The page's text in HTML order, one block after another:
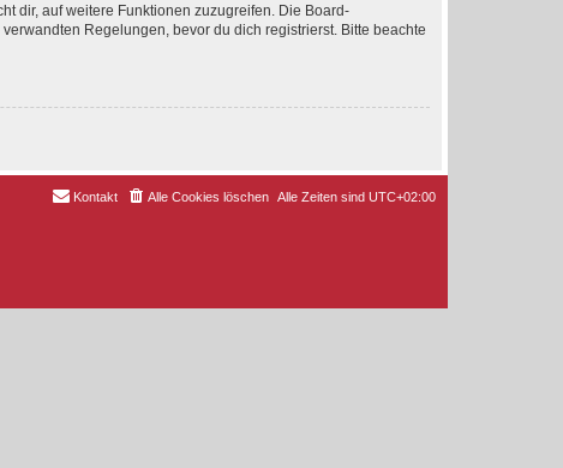
dir, auf weitere Funktionen zuzugreifen. Die Board-
Regelungen, bevor du dich registrierst. Bitte beachte
Alle Zeiten sind UTC+02:00
Alle Cookies löschen
Kontakt